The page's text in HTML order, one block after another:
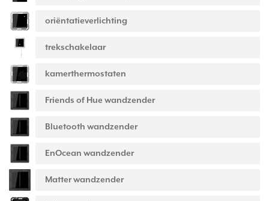
oriëntatieverlichting
trekschakelaar
kamerthermostaten
Friends of Hue wandzender
Bluetooth wandzender
EnOcean wandzender
Matter wandzender